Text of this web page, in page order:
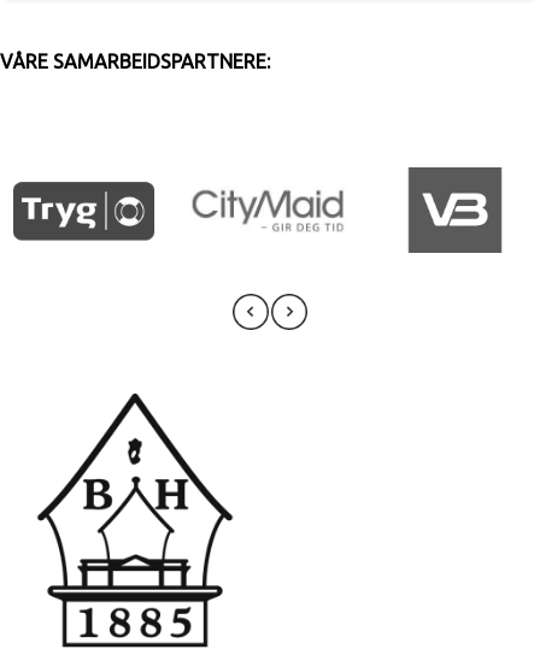
VÅRE SAMARBEIDSPARTNERE: